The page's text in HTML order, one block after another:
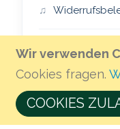
Wir verwenden
Cookies fragen.
COOKIES
Impressum